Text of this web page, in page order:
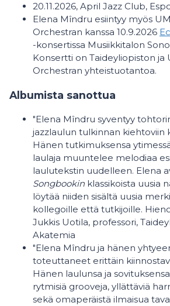
20.11.2026, April Jazz Club,
Elena Mîndru esiintyy myös
Orchestran kanssa 10.9.2026
-konsertissa Musiikkitalon
Konsertti on Taideyliopiston ja
Orchestran yhteistuotantoa.
Albumista sanottua
"Elena Mîndru syventyy
jazzlaulun tulkinnan kiehtoviin
Hänen tutkimuksensa
laulaja muuntelee melodiaa
laulutekstin uudelleen. Elena
Songbookin klassikoista uusia
löytää niiden sisältä uusia
kollegoille että tutkijoille.
Jukkis Uotila, professori,
Akatemia
"Elena Mîndru ja hänen
toteuttaneet erittäin
Hänen laulunsa ja
rytmisiä grooveja, yllättäviä
sekä omaperäistä ilmaisua